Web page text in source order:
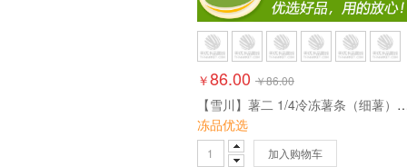
￥86.00 ￥86.00
【雪川】薯二 1/4冷冻薯
冻品优选
加入购物车